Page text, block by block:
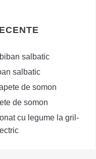
salbatic
salbatic
de somon
de somon
cu legume la gril-